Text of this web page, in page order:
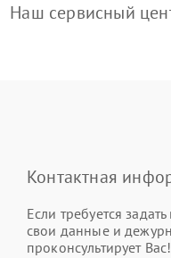
Наш сервисный
Контактная
Если требуется
свои данные и
проконсультирует Вас!